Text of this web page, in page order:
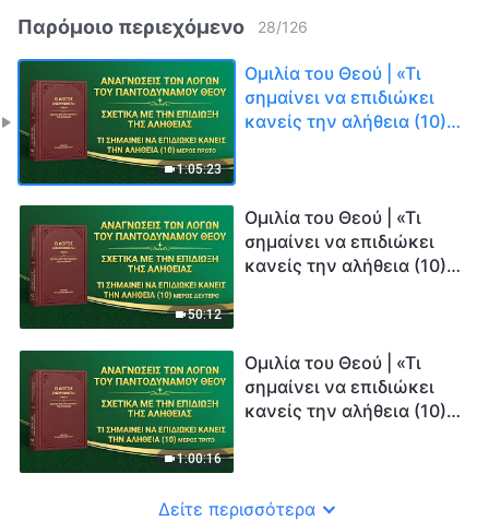
Παρόμοιο περιεχόμενο 28/126
1:05:23
Ομιλία του Θεού | «Τι
σημαίνει να επιδιώκει
κανείς την αλήθεια (10)»
50:12
Ομιλία του Θεού | «Τι
σημαίνει να επιδιώκει
κανείς την αλήθεια (10)»
1:00:16
Ομιλία του Θεού | «Τι
σημαίνει να επιδιώκει
κανείς την αλήθεια (10)»
Δείτε περισσότερα